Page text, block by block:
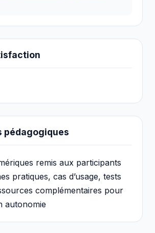
pédagogiques
remis aux participants
pratiques, cas d’usage, tests
complémentaires pour
autonomie